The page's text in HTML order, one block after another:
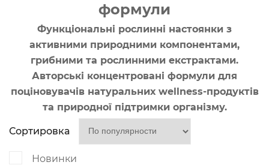
формули
Функціональні рослинні настоянки з
активними природними компонентами,
грибними та рослинними екстрактами.
Авторські концентровані формули для
поціновувачів натуральних wellness-продуктів
та природної підтримки організму.
Новинки
Сортировка